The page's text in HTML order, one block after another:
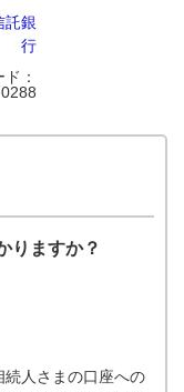
りますか？
続人さまの口座への